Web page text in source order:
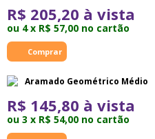
R$ 205,20 à vista
ou 4 x R$ 57,00 no cartão
Aramado Geométrico Médio
R$ 145,80 à vista
ou 3 x R$ 54,00 no cartão